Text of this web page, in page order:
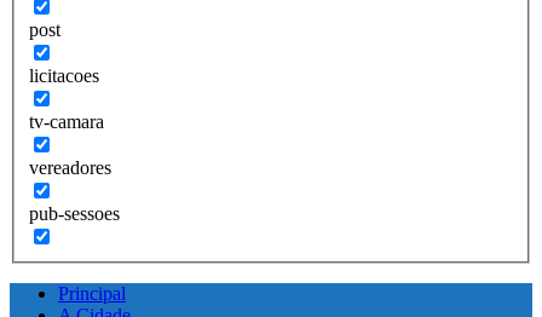
post
licitacoes
tv-camara
vereadores
pub-sessoes
Principal